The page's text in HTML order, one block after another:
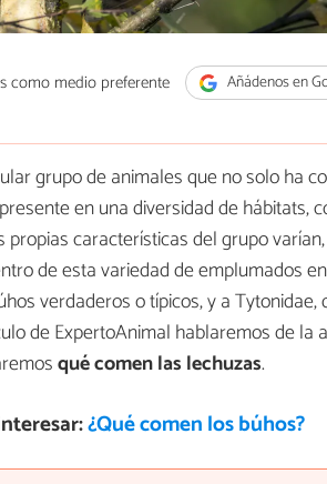
como medio preferente Añádenos en
grupo de animales que no solo ha
en una diversidad de hábitats,
propias características del grupo
de esta variedad de emplumados
verdaderos o típicos, y a
de ExpertoAnimal hablaremos de la
qué comen las lechuzas.
¿Qué comen los búhos?